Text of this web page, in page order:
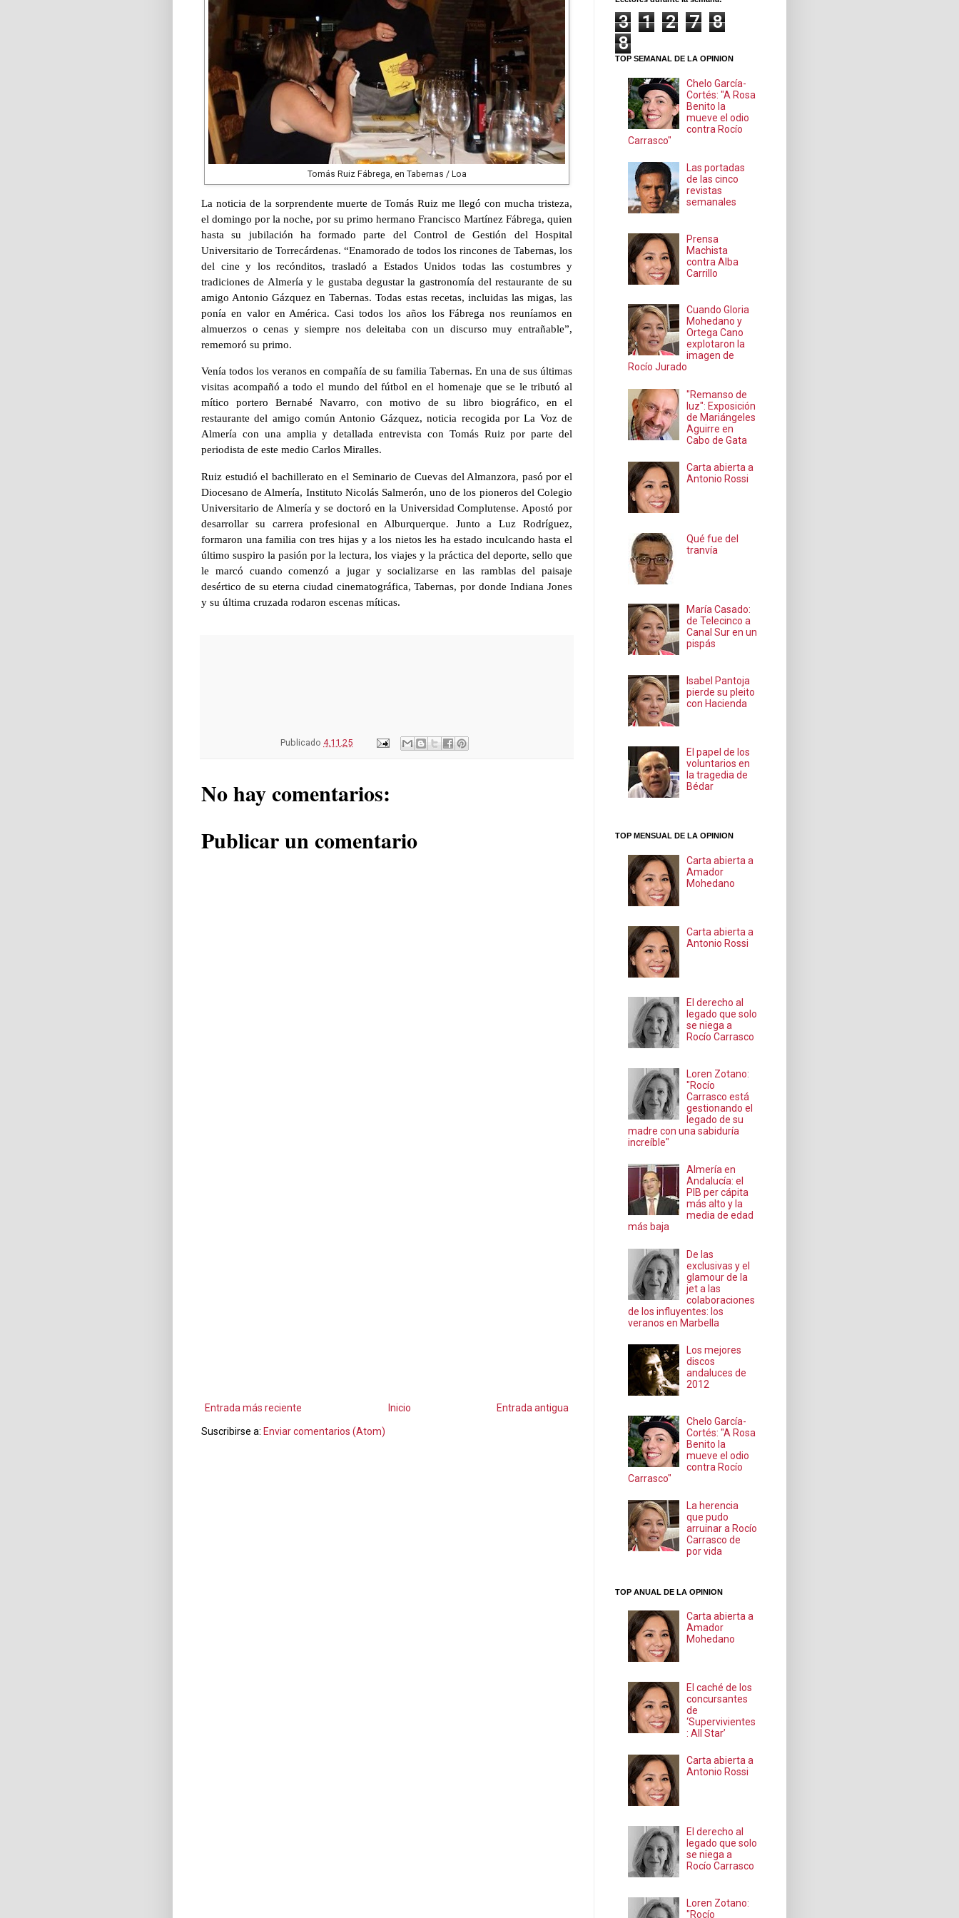
Tomás Ruiz Fábrega, en Tabernas / Loa
La noticia de la sorprendente muerte de Tomás Ruiz me llegó con mucha tristeza,
el domingo por la noche, por su primo hermano Francisco Martínez Fábrega, quien
hasta su jubilación ha formado parte del Control de Gestión del Hospital
Universitario de Torrecárdenas. “Enamorado de todos los rincones de Tabernas, los
del cine y los recónditos, trasladó a Estados Unidos todas las costumbres y
tradiciones de Almería y le gustaba degustar la gastronomía del restaurante de su
amigo Antonio Gázquez en Tabernas. Todas estas recetas, incluidas las migas, las
ponía en valor en América. Casi todos los años los Fábrega nos reuníamos en
almuerzos o cenas y siempre nos deleitaba con un discurso muy entrañable”,
rememoró su primo.
Venía todos los veranos en compañía de su familia Tabernas. En una de sus últimas
visitas acompañó a todo el mundo del fútbol en el homenaje que se le tributó al
mítico portero Bernabé Navarro, con motivo de su libro biográfico, en el
restaurante del amigo común Antonio Gázquez, noticia recogida por La Voz de
Almería con una amplia y detallada entrevista con Tomás Ruiz por parte del
periodista de este medio Carlos Miralles.
Ruiz estudió el bachillerato en el Seminario de Cuevas del Almanzora, pasó por el
Diocesano de Almería, Instituto Nicolás Salmerón, uno de los pioneros del Colegio
Universitario de Almería y se doctoró en la Universidad Complutense. Apostó por
desarrollar su carrera profesional en Alburquerque. Junto a Luz Rodríguez,
formaron una familia con tres hijas y a los nietos les ha estado inculcando hasta el
último suspiro la pasión por la lectura, los viajes y la práctica del deporte, sello que
le marcó cuando comenzó a jugar y socializarse en las ramblas del paisaje
desértico de su eterna ciudad cinematográfica, Tabernas, por donde Indiana Jones
y su última cruzada rodaron escenas míticas.
Publicado 4.11.25
No hay comentarios:
Publicar un comentario
Entrada más reciente Entrada antigua
Inicio
Suscribirse a: Enviar comentarios (Atom)
3 1 2 7
8
8
TOP SEMANAL DE LA OPINION
Chelo García-
Cortés: "A Rosa
Benito la
mueve el odio
contra Rocío
Carrasco"
Las portadas
de las cinco
revistas
semanales
Prensa
Machista
contra Alba
Carrillo
Cuando Gloria
Mohedano y
Ortega Cano
explotaron la
imagen de
Rocío Jurado
"Remanso de
luz": Exposición
de Mariángeles
Aguirre en
Cabo de Gata
Carta abierta a
Antonio Rossi
Qué fue del
tranvía
María Casado:
de Telecinco a
Canal Sur en un
pispás
Isabel Pantoja
pierde su pleito
con Hacienda
El papel de los
voluntarios en
la tragedia de
Bédar
TOP MENSUAL DE LA OPINION
Carta abierta a
Amador
Mohedano
Carta abierta a
Antonio Rossi
El derecho al
legado que solo
se niega a
Rocío Carrasco
Loren Zotano:
"Rocío
Carrasco está
gestionando el
legado de su
madre con una sabiduría
increíble"
Almería en
Andalucía: el
PIB per cápita
más alto y la
media de edad
más baja
De las
exclusivas y el
glamour de la
jet a las
colaboraciones
de los influyentes: los
veranos en Marbella
Los mejores
discos
andaluces de
2012
Chelo García-
Cortés: "A Rosa
Benito la
mueve el odio
contra Rocío
Carrasco"
La herencia
que pudo
arruinar a Rocío
Carrasco de
por vida
TOP ANUAL DE LA OPINION
Carta abierta a
Amador
Mohedano
El caché de los
concursantes
de
‘Supervivientes
: All Star’
Carta abierta a
Antonio Rossi
El derecho al
legado que solo
se niega a
Rocío Carrasco
Loren Zotano:
"Rocío